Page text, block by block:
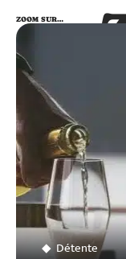
ZOOM SUR…
Détente